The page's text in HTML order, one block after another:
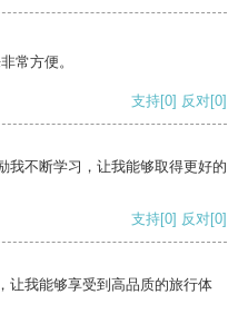
常方便。
支持[0] 反对[0]
我不断学习，让我能够取得更好的
支持[0] 反对[0]
让我能够享受到高品质的旅行体